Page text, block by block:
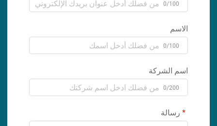
0/100
الاسم
0/100
اسم الشركة
0/200
رسالة